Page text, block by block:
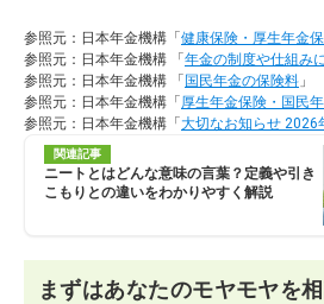
参照元：日本年金機構「 健康保険・厚生年金
参照元：日本年金機構 「 年金の制度や仕組み
参照元：日本年金機構 「 国民年金の保険料 」
参照元：日本年金機構「 厚生年金保険・国民
参照元：日本年金機構「 大切なお知らせ 2026
関連記事
ニートとはどんな意味の言葉？定義や引き
こもりとの違いをわかりやすく解説
まずはあなたのモヤモヤを